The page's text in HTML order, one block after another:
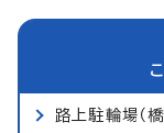
路上駐輪場（